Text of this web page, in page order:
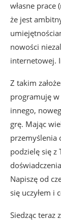
własne
że jest
nowości
internetowej.
Z takim
programuję w
innego,
grę. Mając
przemyślenia
podzielę się z
Napiszę od
się uczyłem i
Siedząc teraz